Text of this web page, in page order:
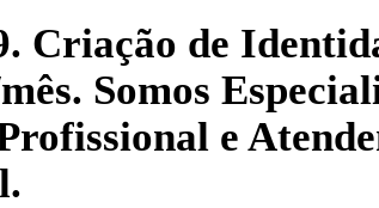
Criação de
Somos
e